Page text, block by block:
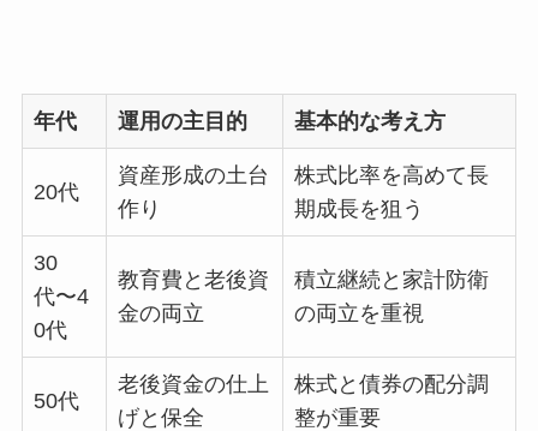
年代 運用の主目的 基本的な考え方
20代
資産形成の土台
作り
株式比率を高めて長
期成長を狙う
30
代〜4
0代
教育費と老後資
金の両立
積立継続と家計防衛
の両立を重視
50代
老後資金の仕上
げと保全
株式と債券の配分調
整が重要